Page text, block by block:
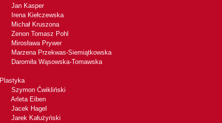
Jan Kasper
Irena Kiełczewska
Michał Kruszona
Zenon Tomasz Pohl
Mirosława Prywer
Marzena Przekwas-Siemiątkowska
Daromiła Wąsowska-Tomawska
Plastyka
Szymon Ćwikliński
Arleta Eiben
Jacek Hagel
Jarek Kałużyński